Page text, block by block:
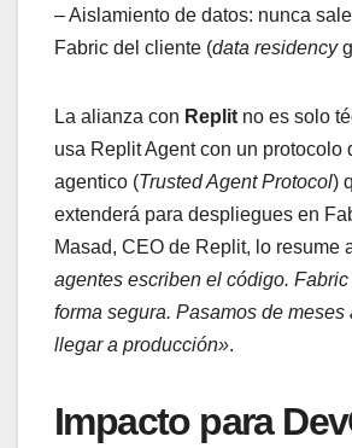
– Aislamiento de datos: nunca
Fabric del cliente (data residency
La alianza con Replit no es solo
usa Replit Agent con un protocolo
agentico (Trusted Agent Protocol)
extenderá para despliegues en
Masad, CEO de Replit, lo resume
agentes escriben el código.
forma segura. Pasamos de meses
llegar a producción».
Impacto para